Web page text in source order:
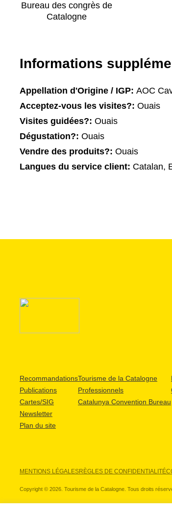
Bureau des congrès de
Catalogne
Informations
Appellation d'Origine / IGP: AOC
Acceptez-vous les visites?: Ouais
Visites guidées?: Ouais
Dégustation?: Ouais
Vendre des produits?: Ouais
Langues du service client: Catalan,
Recommandations
Publications
Cartes/SIG
Newsletter
Plan du site
Tourisme de la Catalogne
Professionnels
Catalunya Convention Bureau
MENTIONS LÉGALESRÈGLES DE CONFIDENTIALITÉ
Copyright © 2026. Tourisme de la Catalogne. Tous droits